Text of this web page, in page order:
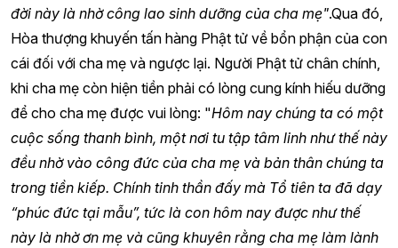
đời này là nhờ công lao sinh dưỡng của cha mẹ".Qua đó,
Hòa thượng khuyến tấn hàng Phật tử về bổn phận của con
cái đối với cha mẹ và ngược lại. Người Phật tử chân chính,
khi cha mẹ còn hiện tiền phải có lòng cung kính hiếu dưỡng
để cho cha mẹ được vui lòng: "Hôm nay chúng ta có một
cuộc sống thanh bình, một nơi tu tập tâm linh như thế này
đều nhờ vào công đức của cha mẹ và bản thân chúng ta
trong tiền kiếp. Chính tinh thần đấy mà Tổ tiên ta đã dạy
“phúc đức tại mẫu”, tức là con hôm nay được như thế
này là nhờ ơn mẹ và cũng khuyên rằng cha mẹ làm lành